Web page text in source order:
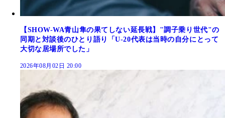
【SHOW-WA青山隼の果てしない延長戦】"調子乗り世代"の
同期と対談後のひとり語り「U-20代表は当時の自分にとって
大切な居場所でした」
2026年08月02日 20:00